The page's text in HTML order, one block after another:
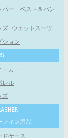
パー・ベスト＆パン
ズ ウェットスーツ
ション
ーカー
レル
ズ
フィン用品
ドケース